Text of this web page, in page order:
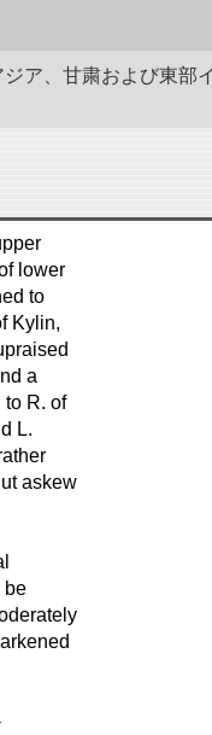
ア、甘粛および東
lower
to
Kylin,
a
to R. of
L.
askew
be